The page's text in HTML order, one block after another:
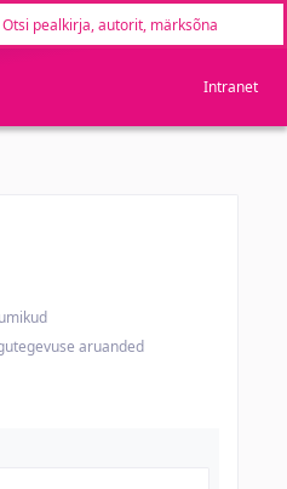
Intranet
aruanded